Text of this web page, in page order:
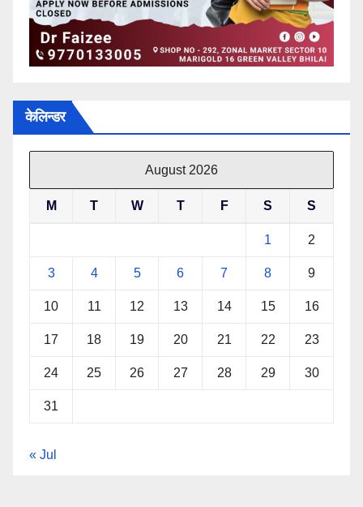
केलिन्डर
August 2026
M T W T F S S
1 2
3 4 5 6 7 8 9
10 11 12 13 14 15 16
17 18 19 20 21 22 23
24 25 26 27 28 29 30
31
« Jul